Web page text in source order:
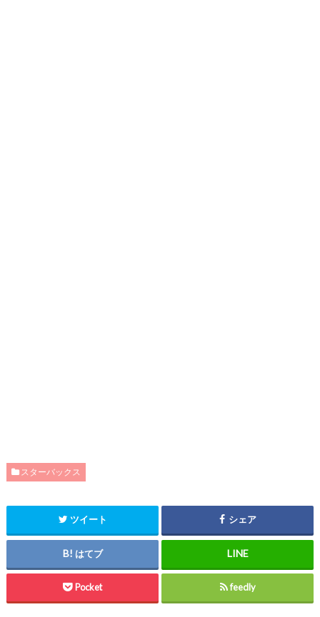
スターバックス
ツイート シェア
はてブ
Pocket feedly